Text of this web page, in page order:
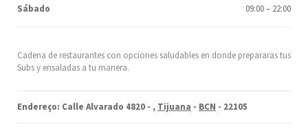
Cadena de restaurantes con opciones saludables en donde prepararas tus
Subs y ensaladas a tu manera.
Endereço: Calle Alvarado 4820 - , Tijuana - BCN - 22105
Sábado
09:00– 22:00